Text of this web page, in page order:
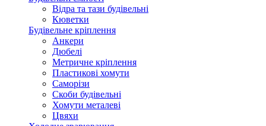
Відра та тази будівельні
Кюветки
Будівельне кріплення
Анкери
Дюбелі
Метричне кріплення
Пластикові хомути
Саморізи
Скоби будівельні
Хомути металеві
Цвяхи